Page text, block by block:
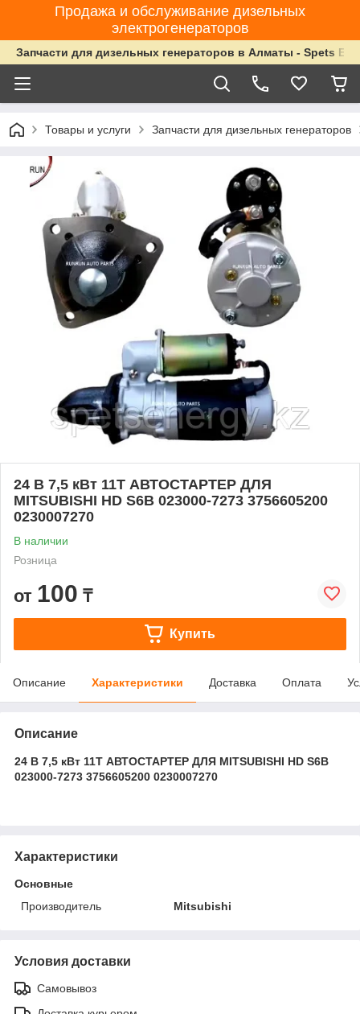
Продажа и обслуживание дизельных
электрогенераторов
Запчасти для дизельных генераторов в Алматы - Spets
Товары и услуги Запчасти для дизельных генераторов
24 В 7,5 кВт 11T АВТОСТАРТЕР ДЛЯ
MITSUBISHI HD S6B 023000-7273 3756605200
0230007270
В наличии
Розница
от 100 ₸
Купить
Описание Характеристики Доставка Оплата
Описание
24 В 7,5 кВт 11T АВТОСТАРТЕР ДЛЯ MITSUBISHI HD S6B
023000-7273 3756605200 0230007270
Характеристики
Основные
Производитель
Mitsubishi
Условия доставки
Самовывоз